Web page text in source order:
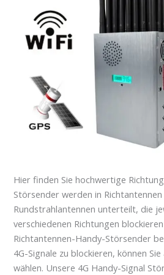
Hier finden Sie hochwertige
Störsender werden in Richtantennen
Rundstrahlantennen unterteilt, die
verschiedenen Richtungen
Richtantennen-Handy-Störsender
4G-Signale zu blockieren, können
wählen. Unsere 4G Handy-Signal